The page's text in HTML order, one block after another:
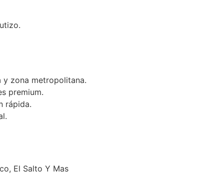
y zona metropolitana.
premium.
rápida.
El Salto Y Mas